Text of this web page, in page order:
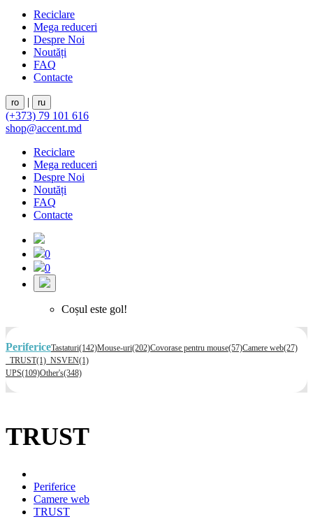
Reciclare
Mega reduceri
Despre Noi
Noutăți
FAQ
Contacte
ro | ru
(+373) 79 101 616
shop@accent.md
Reciclare
Mega reduceri
Despre Noi
Noutăți
FAQ
Contacte
0
0
Coșul este gol!
PerifericeTastaturi(142)Mouse-uri(202)Covorase pentru mouse(57)Camere web(27)
TRUST(1) NSVEN(1)
UPS(109)Other's(348)
TRUST
Periferice
Camere web
TRUST